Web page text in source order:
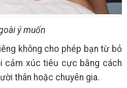
ý muốn
không cho phép bạn từ bỏ
cảm xúc tiêu cực bằng cách
thân hoặc chuyên gia.